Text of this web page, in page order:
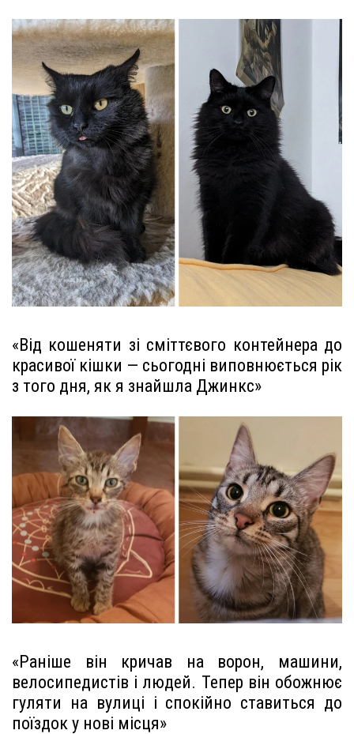
«Від кошеняти зі сміттєвого контейнера до
красивої кішки — сьогодні виповнюється рік
з того дня, як я знайшла Джинкс»
«Раніше він кричав на ворон, машини,
велосипедистів і людей. Тепер він обожнює
гуляти на вулиці і спокійно ставиться до
поїздок у нові місця»